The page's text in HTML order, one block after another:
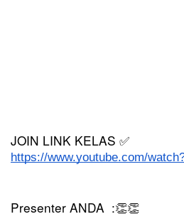
JOIN LINK KELAS ✅
https://www.youtube.com/
Presenter ANDA  :👏👏